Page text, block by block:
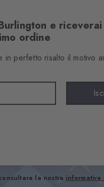
e riceverai
ordine
in perfetto risalto il motivo
la nostra informativa